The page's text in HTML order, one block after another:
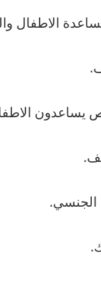
الاطفال
يساعدون
الجنسي.